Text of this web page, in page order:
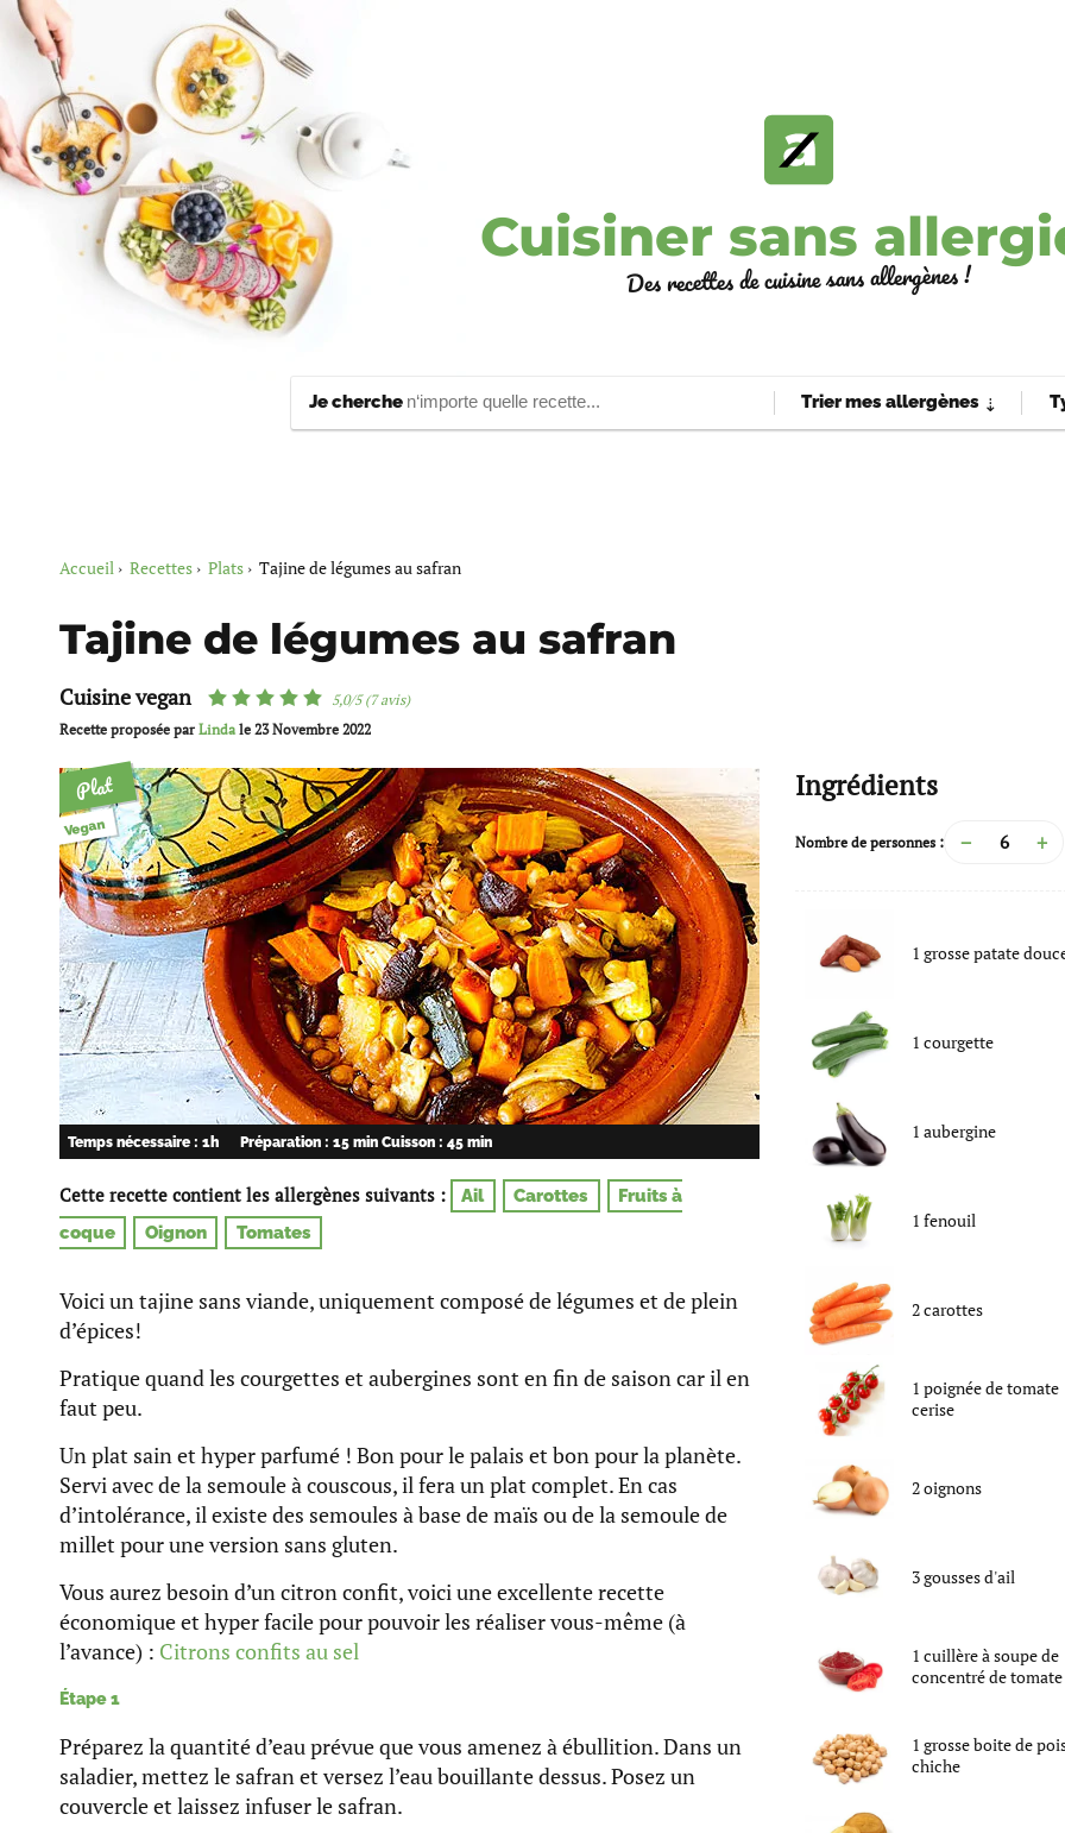
Cuisiner sans
Des recettes de cuisine sans allergènes !
Je cherche Trier mes allergènes ⇣
Accueil Recettes Plats Tajine de légumes au safran
Tajine de légumes au safran
Cuisine vegan
5,0/5 (7 avis)
Recette proposée par Lindale 23 Novembre 2022
Plat
Vegan
Temps nécessaire : 1h Préparation : 15 min Cuisson : 45 min
Cette recette contient les allergènes suivants : Ail Carottes
Fruits à
coque
Oignon Tomates
Voici un tajine sans viande, uniquement composé de légumes et de plein
d’épices!
Pratique quand les courgettes et aubergines sont en fin de saison car il en
faut peu.
Un plat sain et hyper parfumé ! Bon pour le palais et bon pour la planète.
Servi avec de la semoule à couscous, il fera un plat complet. En cas
d’intolérance, il existe des semoules à base de maïs ou de la semoule de
millet pour une version sans gluten.
Vous aurez besoin d’un citron confit, voici une excellente recette
économique et hyper facile pour pouvoir les réaliser vous-même (à
l’avance) : Citrons confits au sel
Étape 1
Préparez la quantité d’eau prévue que vous amenez à ébullition. Dans un
saladier, mettez le safran et versez l’eau bouillante dessus. Posez un
couvercle et laissez infuser le safran.
Ingrédients
Nombre de personnes : − +
1 grosse patate
1 courgette
1 aubergine
1 fenouil
2carottes
1 poignéedetomate
cerise
2oignons
3gousses d'ail
1 cuillère à soupede
concentré de tomate
1 grosse boitede
chiche